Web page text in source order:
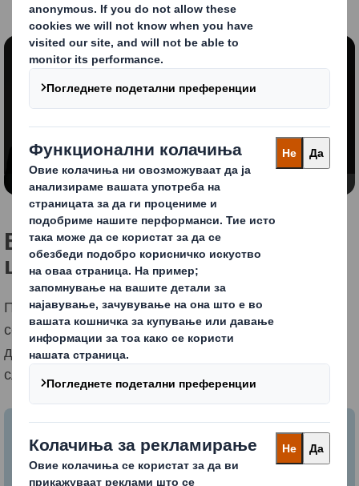
Блокирана содржина
За да го видите ова видео, мора да се пријавите
за „функционалните“ колачиња
Променете ги моите поставки
Водич за метрика на
циркуларен дизајн
Преземете го овој информативен водич за
сеопфатно објаснување на метриката за кружен
дизајн, придобивките и применетите студии на
случај.
Водич за Метрики на Циркуларен
Дизајн